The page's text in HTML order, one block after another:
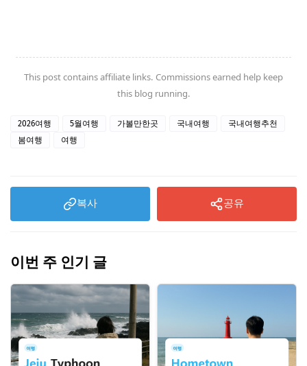
This post contains affiliate links. Commissions earned help keep
this blog running.
2026여행 5월여행 가볼만한곳 국내여행
국내여행추천
봄여행
여행
복사 공유
이번 주 인기 글